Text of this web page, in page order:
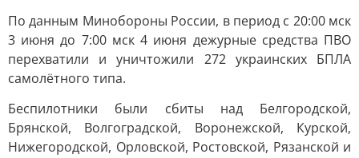
По данным Минобороны России, в период с 20:00 мск
3 июня до 7:00 мск 4 июня дежурные средства ПВО
перехватили и уничтожили 272 украинских БПЛА
самолётного типа.
Беспилотники были сбиты над Белгородской,
Брянской, Волгоградской, Воронежской, Курской,
Нижегородской, Орловской, Ростовской, Рязанской и